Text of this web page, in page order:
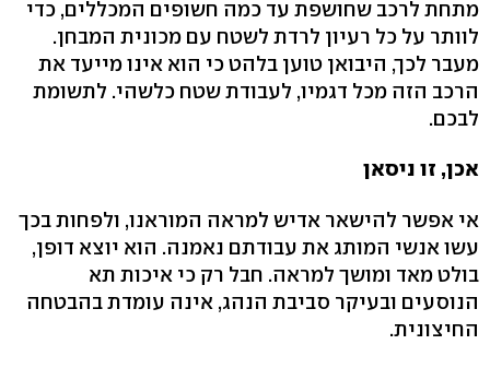
מתחת לרכב שחושפת עד כמה חשופים המכללים, כדי
לוותר על כל רעיון לרדת לשטח עם מכונית המבחן.
מעבר לכך, היבואן טוען בלהט כי הוא אינו מייעד את
הרכב הזה מכל דגמיו, לעבודת שטח כלשהי. לתשומת
לבכם.
אכן, זו ניסאן
אי אפשר להישאר אדיש למראה המוראנו, ולפחות בכך
עשו אנשי המותג את עבודתם נאמנה. הוא יוצא דופן,
בולט מאד ומושך למראה. חבל רק כי איכות תא
הנוסעים ובעיקר סביבת הנהג, אינה עומדת בהבטחה
החיצונית.